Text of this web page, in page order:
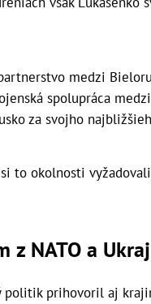
medzi
spolupráca
za svojho
to okolnosti
z NATO a
politik prihovoril aj